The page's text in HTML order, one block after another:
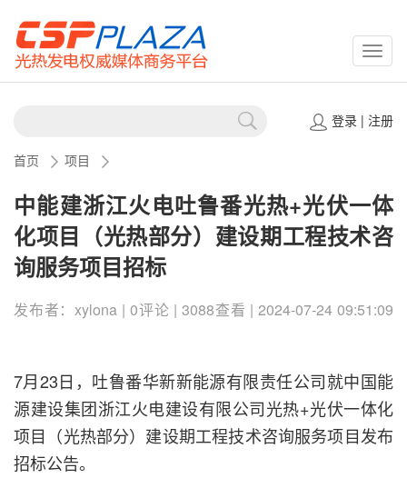
登录| 注册
首页 项目
中能建浙江火电吐鲁番光热+光伏一体
化项目（光热部分）建设期工程技术咨
询服务项目招标
发布者：xylona | 0评论 | 3088查看 | 2024-07-24 09:51:09
7月23日，吐鲁番华新新能源有限责任公司就中国能
源建设集团浙江火电建设有限公司光热+光伏一体化
项目（光热部分）建设期工程技术咨询服务项目发布
招标公告。